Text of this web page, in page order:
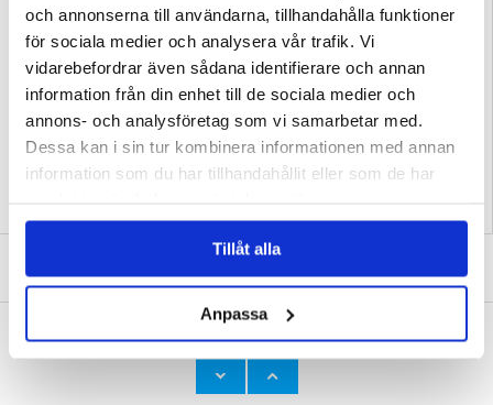
och annonserna till användarna, tillhandahålla funktioner
för sociala medier och analysera vår trafik. Vi
vidarebefordrar även sådana identifierare och annan
information från din enhet till de sociala medier och
annons- och analysföretag som vi samarbetar med.
Dessa kan i sin tur kombinera informationen med annan
information som du har tillhandahållit eller som de har
Tillåt alla
Anpassa
genom att använda magneter för en perfekt passform.
Kompatibilitet:iPhone 16 Plus
Förpackning:Bulk
EAN: 5714122492319
Relaterade kategorier: Mobiltillbehör, iPhone Skal & Tillbehör,iPhone 16 Plus
SKRIV EN RECENSION
iPhone 16 Plus UltraGuard Matte MagSafe
iPhone 16 UltraGuard Matte MagSafe Skal -